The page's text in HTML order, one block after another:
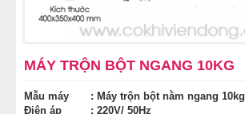
MÁY TRỘN BỘT NGANG 10KG
Mẫu máy
: Máy trộn bột nằm ngang 10kg
Điện áp
: 220V/ 50Hz
MÁY CÁN BỘT MÌ
MÁY SE BỘT LÀM BÁNH
TỦ Ủ BỘT LÀM BÁNH